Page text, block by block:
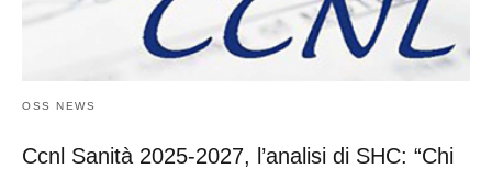
OSS NEWS
Ccnl Sanità 2025-2027, l’analisi di SHC: “Chi